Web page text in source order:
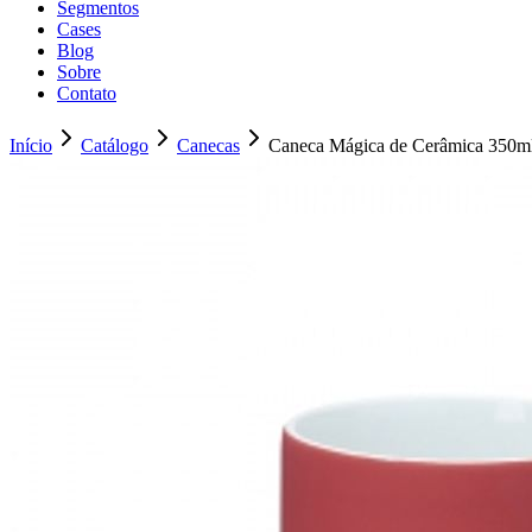
Segmentos
Cases
Blog
Sobre
Contato
Início Catálogo Canecas Caneca Mágica de Cerâmica